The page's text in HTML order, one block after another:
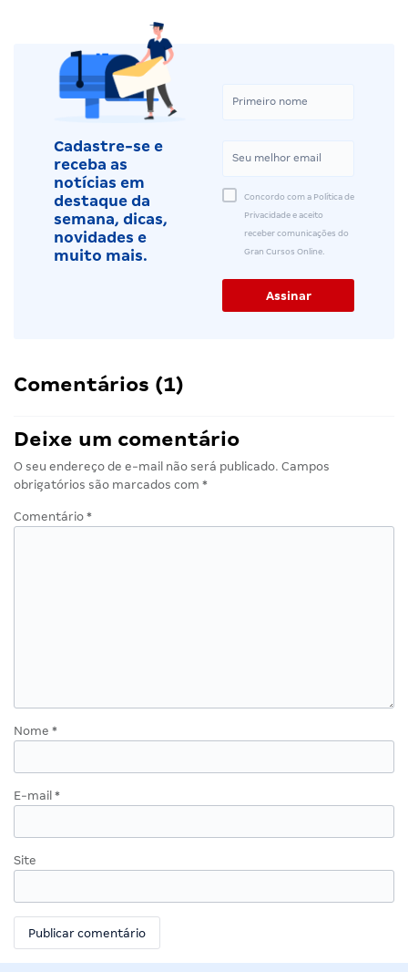
Cadastre-se e
receba as
notícias em
destaque da
semana, dicas,
novidades e
muito mais.
Concordo com a Política de
Privacidade e aceito
receber comunicações do
Gran Cursos Online.
Comentários (1)
Deixe um comentário
O seu endereço de e-mail não será publicado. Campos
obrigatórios são marcados com *
Comentário *
Nome *
E-mail *
Site